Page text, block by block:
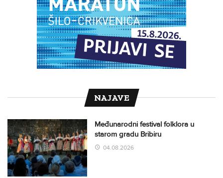
NAJAVE
Međunarodni festival folklora u
starom gradu Bribiru
04.08.2026